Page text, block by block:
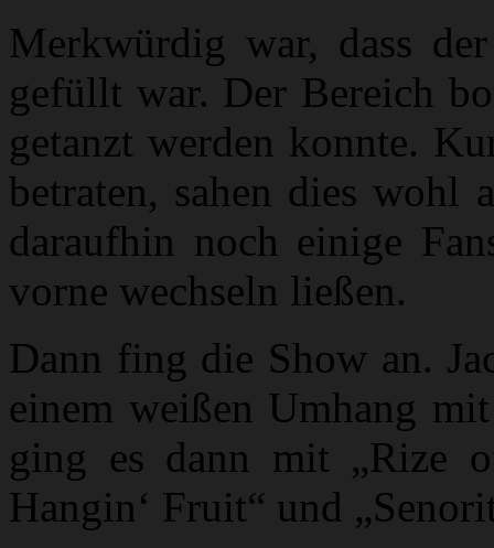
Merkwürdig war, dass
gefüllt war. Der Bereich
getanzt werden konnte.
betraten, sahen dies wohl
daraufhin noch einige
vorne wechseln ließen.
Dann fing die Show an.
einem weißen Umhang
ging es dann mit „Rize
Hangin‘ Fruit“ und